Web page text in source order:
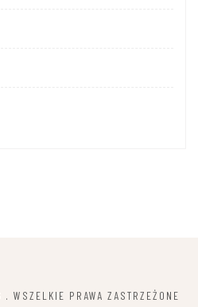
. WSZELKIE PRAWA ZASTRZEŻONE